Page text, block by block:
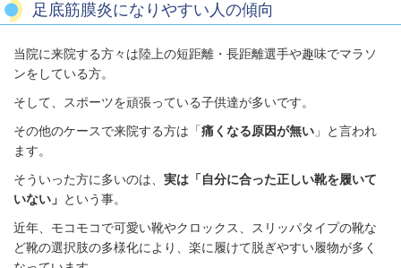
足底筋膜炎になりやすい人の傾向
当院に来院する方々は陸上の短距離・長距離選手や趣味でマラソ
ンをしている方。
そして、スポーツを頑張っている子供達が多いです。
その他のケースで来院する方は「痛くなる原因が無い 」と言われ
ます。
そういった方に多いのは、 実は「自分に合った正しい靴を履いて
いない」 という事。
近年、モコモコで可愛い靴やクロックス、スリッパタイプの靴な
ど靴の選択肢の多様化により、楽に履けて脱ぎやすい履物が多く